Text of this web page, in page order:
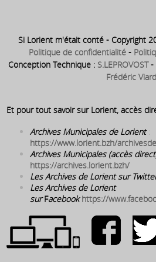
Si Lorient m'était conté - Copyright
Politique de confidentialité -
Conception Technique : S.LEPROVOST-
Frédéric Viard
Et pour tout savoir sur Lorient, accès
Archives Municipales de Lorient
https://www.lorient.bzh/
Archives Municipales (accès
https://archives.lorient.bzh/
Les Archives de Lorient sur
Les Archives de Lorient
sur Facebook https://